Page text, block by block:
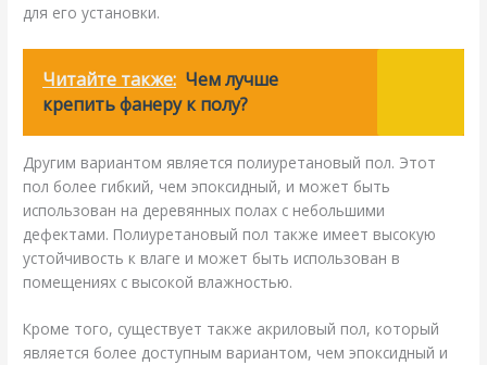
для его установки.
Читайте также: Чем лучше
крепить фанеру к полу?
Другим вариантом является полиуретановый пол. Этот
пол более гибкий, чем эпоксидный, и может быть
использован на деревянных полах с небольшими
дефектами. Полиуретановый пол также имеет высокую
устойчивость к влаге и может быть использован в
помещениях с высокой влажностью.
Кроме того, существует также акриловый пол, который
является более доступным вариантом, чем эпоксидный и